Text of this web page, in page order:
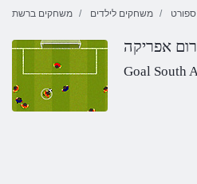
משחקים ברשת
משחקים לילדים ספורט
אפריקה
Goal South